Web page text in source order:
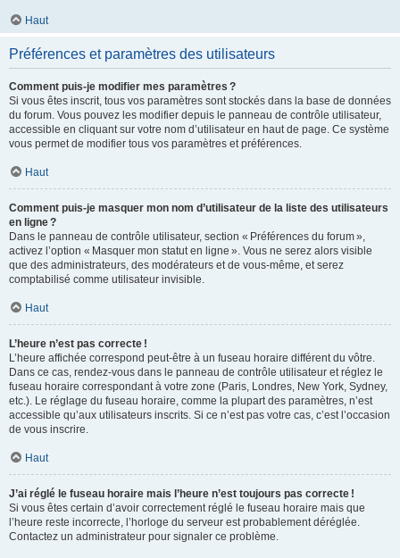
Haut
Préférences et paramètres des utilisateurs
Comment puis-je modifier mes paramètres ?
Si vous êtes inscrit, tous vos paramètres sont stockés dans la base de données
du forum. Vous pouvez les modifier depuis le panneau de contrôle utilisateur,
accessible en cliquant sur votre nom d’utilisateur en haut de page. Ce système
vous permet de modifier tous vos paramètres et préférences.
Haut
Comment puis-je masquer mon nom d’utilisateur de la liste des utilisateurs
en ligne ?
Dans le panneau de contrôle utilisateur, section « Préférences du forum »,
activez l’option « Masquer mon statut en ligne ». Vous ne serez alors visible
que des administrateurs, des modérateurs et de vous-même, et serez
comptabilisé comme utilisateur invisible.
Haut
L’heure n’est pas correcte !
L’heure affichée correspond peut-être à un fuseau horaire différent du vôtre.
Dans ce cas, rendez-vous dans le panneau de contrôle utilisateur et réglez le
fuseau horaire correspondant à votre zone (Paris, Londres, New York, Sydney,
etc.). Le réglage du fuseau horaire, comme la plupart des paramètres, n’est
accessible qu’aux utilisateurs inscrits. Si ce n’est pas votre cas, c’est l’occasion
de vous inscrire.
Haut
J’ai réglé le fuseau horaire mais l’heure n’est toujours pas correcte !
Si vous êtes certain d’avoir correctement réglé le fuseau horaire mais que
l’heure reste incorrecte, l’horloge du serveur est probablement déréglée.
Contactez un administrateur pour signaler ce problème.